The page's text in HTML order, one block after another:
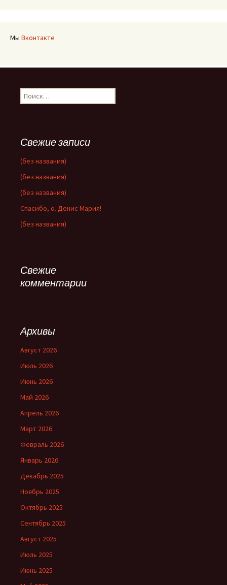
Мы Вконтакте
Найти:
Свежие записи
(без названия)
(без названия)
(без названия)
Спасибо, о. Денис Мария!
(без названия)
Свежие
комментарии
Архивы
Август 2026
Июль 2026
Июнь 2026
Май 2026
Апрель 2026
Март 2026
Февраль 2026
Январь 2026
Декабрь 2025
Ноябрь 2025
Октябрь 2025
Сентябрь 2025
Август 2025
Июль 2025
Июнь 2025